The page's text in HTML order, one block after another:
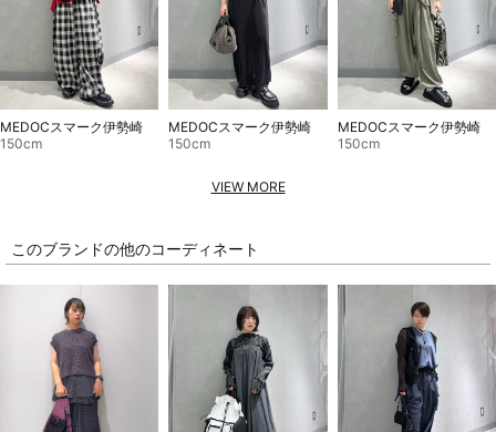
MEDOCスマーク伊勢崎
150cm
MEDOCスマーク伊勢崎
150cm
MEDOCスマーク伊勢崎
150cm
VIEW MORE
このブランドの他のコーディネート